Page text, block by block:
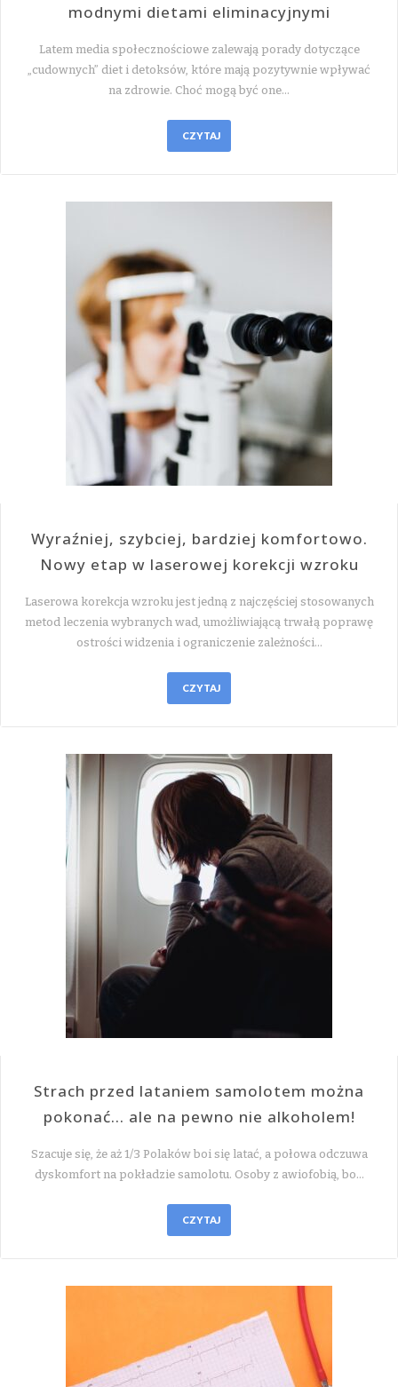
modnymi dietami eliminacyjnymi
Latem media społecznościowe zalewają porady dotyczące
„cudownych” diet i detoksów, które mają pozytywnie wpływać
na zdrowie. Choć mogą być one…
CZYTAJ
Wyraźniej, szybciej, bardziej komfortowo.
Nowy etap w laserowej korekcji wzroku
Laserowa korekcja wzroku jest jedną z najczęściej stosowanych
metod leczenia wybranych wad, umożliwiającą trwałą poprawę
ostrości widzenia i ograniczenie zależności…
CZYTAJ
Strach przed lataniem samolotem można
pokonać… ale na pewno nie alkoholem!
Szacuje się, że aż 1/3 Polaków boi się latać, a połowa odczuwa
dyskomfort na pokładzie samolotu. Osoby z awiofobią, bo…
CZYTAJ